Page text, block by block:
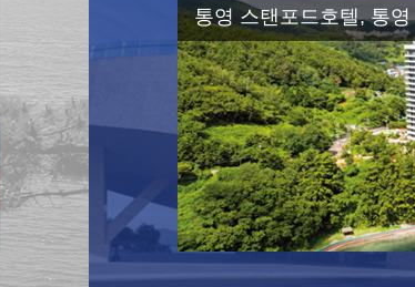
통영 스탠포드호텔, 통